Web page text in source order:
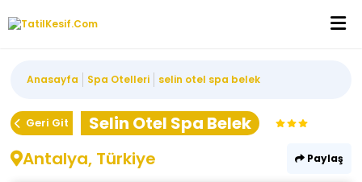
Anasayfa Spa Otelleri selin otel spa belek
Geri Git
Selin Otel Spa Belek
Antalya, Türkiye
Paylaş